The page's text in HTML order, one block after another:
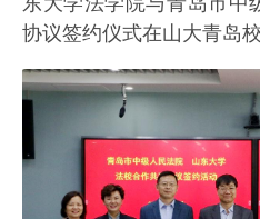
协议签约仪式在山大青岛校